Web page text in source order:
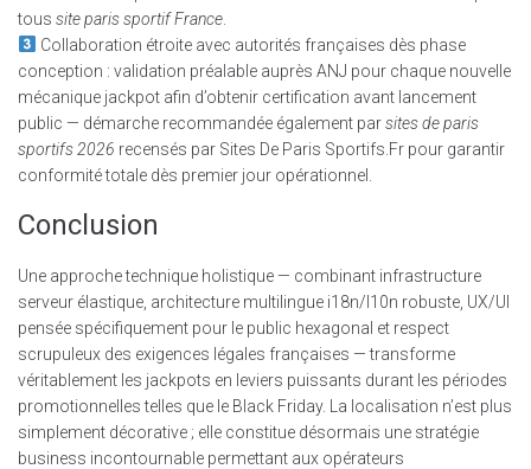
tous site paris sportif France
Collaboration étroite avec autorités françaises dès phase
conception : validation préalable auprès ANJ pour chaque nouvelle
mécanique jackpot afin d’obtenir certification avant lancement
public — démarche recommandée également parsites de paris
sportifs 2026 recensés par Sites De Paris Sportifs.Fr pour garantir
conformité totale dès premier jour opérationnel.
Conclusion
Une approche technique holistique — combinant infrastructure
serveur élastique, architecture multilingue i18n/l10n robuste, UX/UI
pensée spécifiquement pour le public hexagonal et respect
scrupuleux des exigences légales françaises — transforme
véritablement les jackpots en leviers puissants durant les périodes
promotionnelles telles que le Black Friday. La localisation n’est plus
simplement décorative ; elle constitue désormais une stratégie
business incontournable permettant aux opérateurs